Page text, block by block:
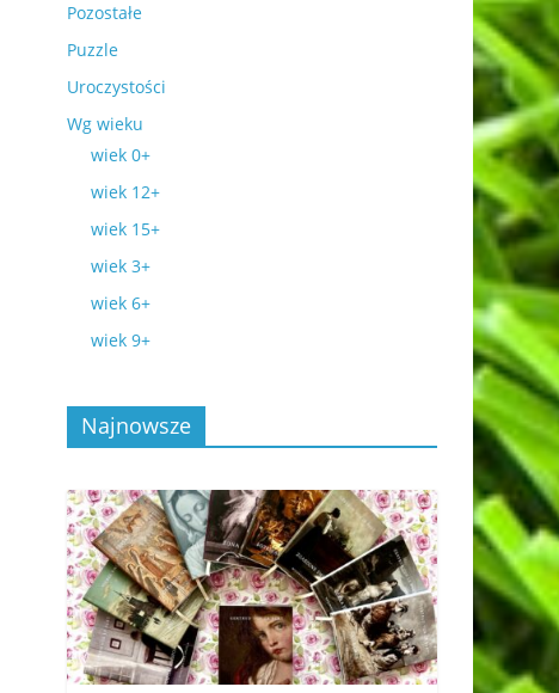
Pozostałe
Puzzle
Uroczystości
Wg wieku
wiek 0+
wiek 12+
wiek 15+
wiek 3+
wiek 6+
wiek 9+
Najnowsze